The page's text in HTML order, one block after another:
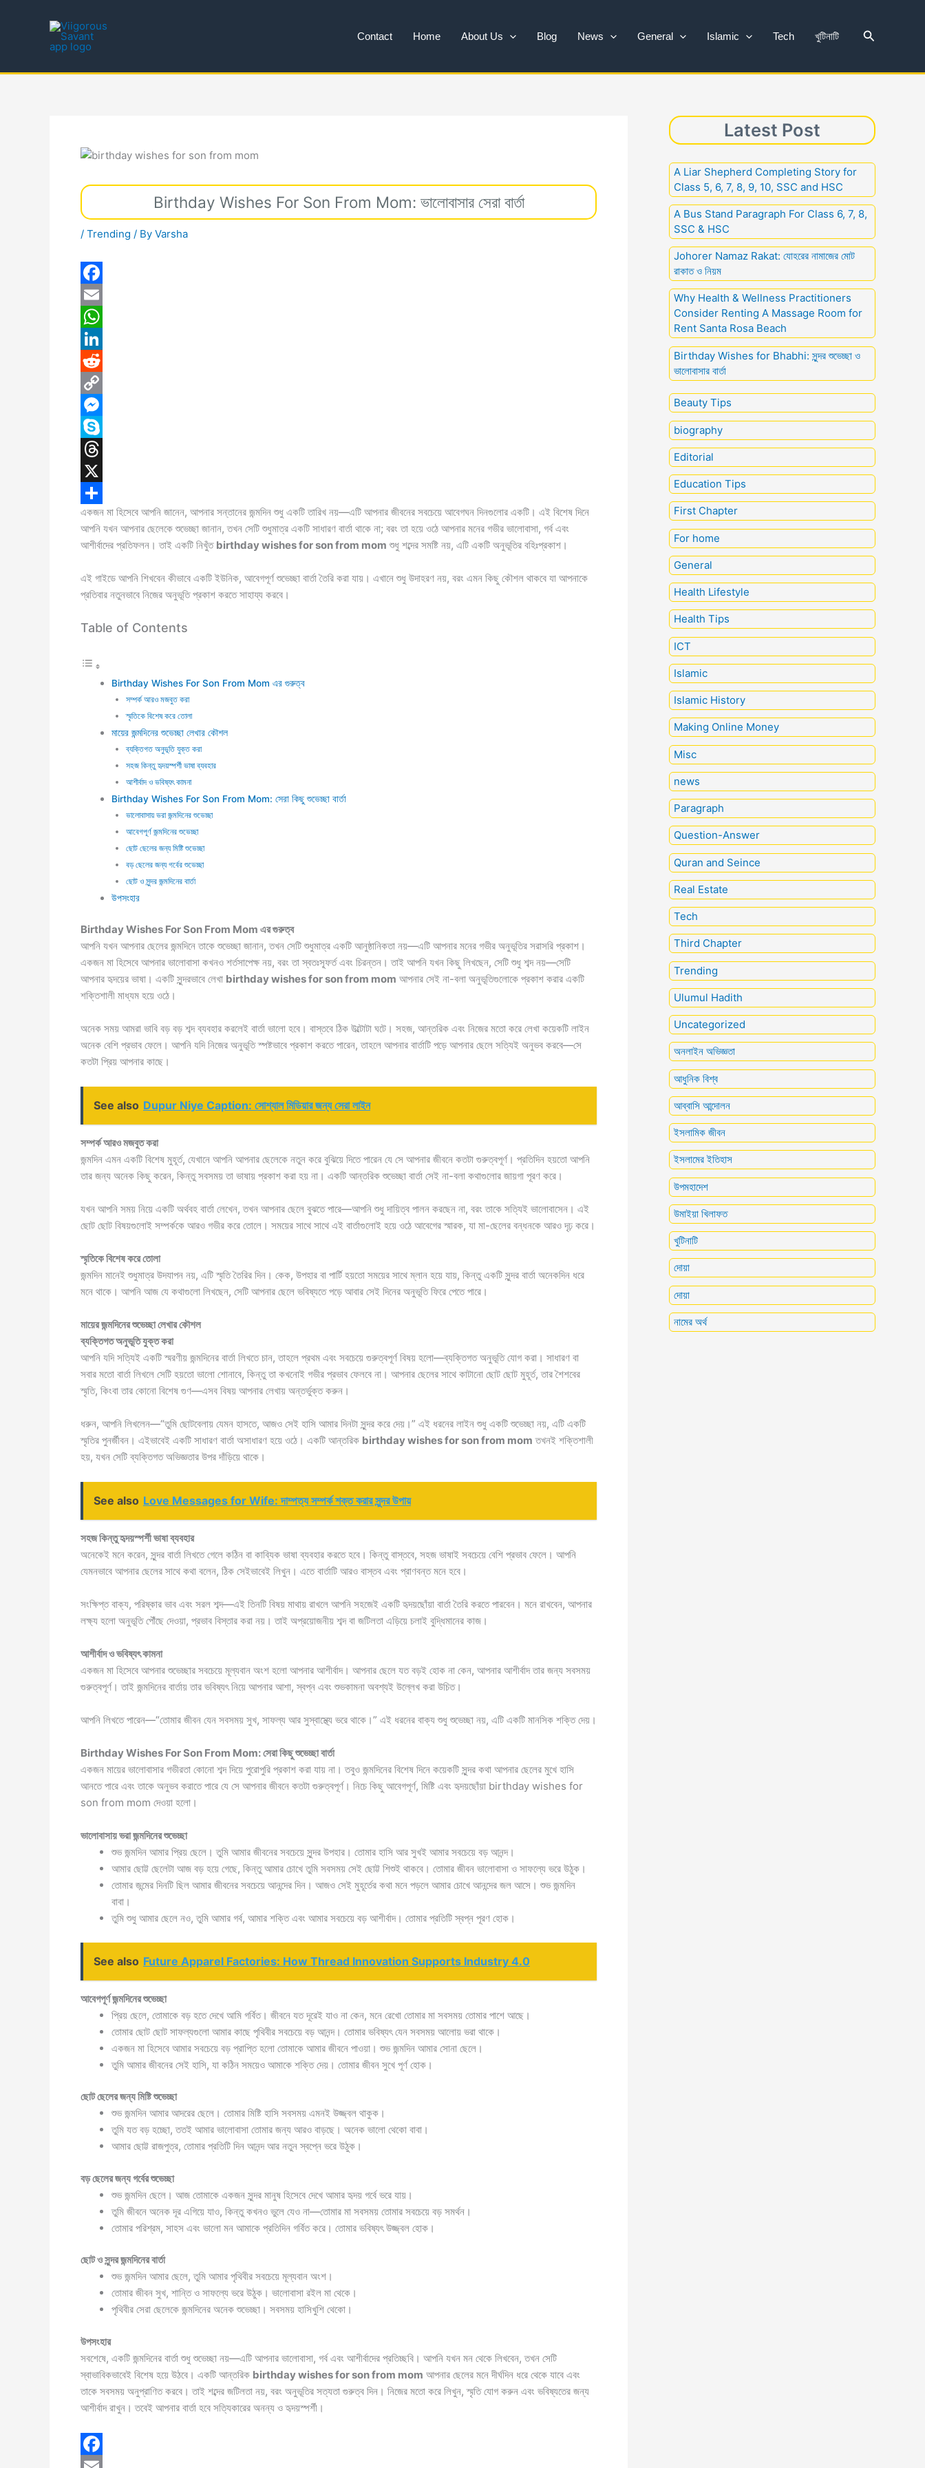
Contact Home About Us Blog News General Islamic Tech খুটিনাটি Search
Birthday Wishes For Son From Mom: ভালোবাসার সেরা বার্তা
/ Trending / By Varsha
F
a
c
e
b
o
o
k
E
m
a
W
h
a
s
A
p
p
L
n
k
e
d
n
R
e
d
d
C
o
p
y
L
i
n
M
e
s
s
e
n
e
r
S
k
y
p
e
T
h
r
e
d
s
X
S
h
r
e
একজন মা হিসেবে আপনি জানেন, আপনার সন্তানের জন্মদিন শুধু একটি তারিখ নয়—এটি আপনার জীবনের সবচেয়ে আবেগঘন দিনগুলোর একটি। এই বিশেষ দিনে
আপনি যখন আপনার ছেলেকে শুভেচ্ছা জানান, তখন সেটি শুধুমাত্র একটি সাধারণ বার্তা থাকে না; বরং তা হয়ে ওঠে আপনার মনের গভীর ভালোবাসা, গর্ব এবং
আশীর্বাদের প্রতিফলন। তাই একটি নিখুঁত birthday wishes for son from mom শুধু শব্দের সমষ্টি নয়, এটি একটি অনুভূতির বহিঃপ্রকাশ।
এই গাইডে আপনি শিখবেন কীভাবে একটি ইউনিক, আবেগপূর্ণ শুভেচ্ছা বার্তা তৈরি করা যায়। এখানে শুধু উদাহরণ নয়, বরং এমন কিছু কৌশল থাকবে যা আপনাকে
প্রতিবার নতুনভাবে নিজের অনুভূতি প্রকাশ করতে সাহায্য করবে।
Table of Contents
Birthday Wishes For Son From Mom এর গুরুত্ব
সম্পর্ক আরও মজবুত করা
স্মৃতিকে বিশেষ করে তোলা
মায়ের জন্মদিনের শুভেচ্ছা লেখার কৌশল
ব্যক্তিগত অনুভূতি যুক্ত করা
সহজ কিন্তু হৃদয়স্পর্শী ভাষা ব্যবহার
আশীর্বাদ ও ভবিষ্যৎ কামনা
Birthday Wishes For Son From Mom: সেরা কিছু শুভেচ্ছা বার্তা
ভালোবাসায় ভরা জন্মদিনের শুভেচ্ছা
আবেগপূর্ণ জন্মদিনের শুভেচ্ছা
ছোট ছেলের জন্য মিষ্টি শুভেচ্ছা
বড় ছেলের জন্য গর্বের শুভেচ্ছা
ছোট ও সুন্দর জন্মদিনের বার্তা
উপসংহার
Birthday Wishes For Son From Mom এর গুরুত্ব
আপনি যখন আপনার ছেলের জন্মদিনে তাকে শুভেচ্ছা জানান, তখন সেটি শুধুমাত্র একটি আনুষ্ঠানিকতা নয়—এটি আপনার মনের গভীর অনুভূতির সরাসরি প্রকাশ।
একজন মা হিসেবে আপনার ভালোবাসা কখনও শর্তসাপেক্ষ নয়, বরং তা স্বতঃস্ফূর্ত এবং চিরন্তন। তাই আপনি যখন কিছু লিখছেন, সেটি শুধু শব্দ নয়—সেটি
আপনার হৃদয়ের ভাষা। একটি সুন্দরভাবে লেখা birthday wishes for son from mom আপনার সেই না-বলা অনুভূতিগুলোকে প্রকাশ করার একটি
শক্তিশালী মাধ্যম হয়ে ওঠে।
অনেক সময় আমরা ভাবি বড় বড় শব্দ ব্যবহার করলেই বার্তা ভালো হবে। বাস্তবে ঠিক উল্টোটা ঘটে। সহজ, আন্তরিক এবং নিজের মতো করে লেখা কয়েকটি লাইন
অনেক বেশি প্রভাব ফেলে। আপনি যদি নিজের অনুভূতি স্পষ্টভাবে প্রকাশ করতে পারেন, তাহলে আপনার বার্তাটি পড়ে আপনার ছেলে সত্যিই অনুভব করবে—সে
কতটা প্রিয় আপনার কাছে।
See also Dupur Niye Caption: সোশ্যাল মিডিয়ার জন্য সেরা লাইন
সম্পর্ক আরও মজবুত করা
জন্মদিন এমন একটি বিশেষ মুহূর্ত, যেখানে আপনি আপনার ছেলেকে নতুন করে বুঝিয়ে দিতে পারেন যে সে আপনার জীবনে কতটা গুরুত্বপূর্ণ। প্রতিদিন হয়তো আপনি
তার জন্য অনেক কিছু করেন, কিন্তু সবসময় তা ভাষায় প্রকাশ করা হয় না। একটি আন্তরিক শুভেচ্ছা বার্তা সেই না-বলা কথাগুলোর জায়গা পূরণ করে।
যখন আপনি সময় নিয়ে একটি অর্থবহ বার্তা লেখেন, তখন আপনার ছেলে বুঝতে পারে—আপনি শুধু দায়িত্ব পালন করছেন না, বরং তাকে সত্যিই ভালোবাসেন। এই
ছোট ছোট বিষয়গুলোই সম্পর্ককে আরও গভীর করে তোলে। সময়ের সাথে সাথে এই বার্তাগুলোই হয়ে ওঠে আবেগের স্মারক, যা মা-ছেলের বন্ধনকে আরও দৃঢ় করে।
স্মৃতিকে বিশেষ করে তোলা
জন্মদিন মানেই শুধুমাত্র উদযাপন নয়, এটি স্মৃতি তৈরির দিন। কেক, উপহার বা পার্টি হয়তো সময়ের সাথে ম্লান হয়ে যায়, কিন্তু একটি সুন্দর বার্তা অনেকদিন ধরে
মনে থাকে। আপনি আজ যে কথাগুলো লিখছেন, সেটি আপনার ছেলে ভবিষ্যতে পড়ে আবার সেই দিনের অনুভূতি ফিরে পেতে পারে।
মায়ের জন্মদিনের শুভেচ্ছা লেখার কৌশল
ব্যক্তিগত অনুভূতি যুক্ত করা
আপনি যদি সত্যিই একটি স্মরণীয় জন্মদিনের বার্তা লিখতে চান, তাহলে প্রথম এবং সবচেয়ে গুরুত্বপূর্ণ বিষয় হলো—ব্যক্তিগত অনুভূতি যোগ করা। সাধারণ বা
সবার মতো বার্তা লিখলে সেটি হয়তো ভালো শোনাবে, কিন্তু তা কখনোই গভীর প্রভাব ফেলবে না। আপনার ছেলের সাথে কাটানো ছোট ছোট মুহূর্ত, তার শৈশবের
স্মৃতি, কিংবা তার কোনো বিশেষ গুণ—এসব বিষয় আপনার লেখায় অন্তর্ভুক্ত করুন।
ধরুন, আপনি লিখলেন—“তুমি ছোটবেলায় যেমন হাসতে, আজও সেই হাসি আমার দিনটা সুন্দর করে দেয়।” এই ধরনের লাইন শুধু একটি শুভেচ্ছা নয়, এটি একটি
স্মৃতির পুনর্জীবন। এইভাবেই একটি সাধারণ বার্তা অসাধারণ হয়ে ওঠে। একটি আন্তরিক birthday wishes for son from mom তখনই শক্তিশালী
হয়, যখন সেটি ব্যক্তিগত অভিজ্ঞতার উপর দাঁড়িয়ে থাকে।
See also Love Messages for Wife: দাম্পত্য সম্পর্ক শক্ত করার সুন্দর উপায়
সহজ কিন্তু হৃদয়স্পর্শী ভাষা ব্যবহার
অনেকেই মনে করেন, সুন্দর বার্তা লিখতে গেলে কঠিন বা কাব্যিক ভাষা ব্যবহার করতে হবে। কিন্তু বাস্তবে, সহজ ভাষাই সবচেয়ে বেশি প্রভাব ফেলে। আপনি
যেমনভাবে আপনার ছেলের সাথে কথা বলেন, ঠিক সেইভাবেই লিখুন। এতে বার্তাটি আরও বাস্তব এবং প্রাণবন্ত মনে হবে।
সংক্ষিপ্ত বাক্য, পরিষ্কার ভাব এবং সরল শব্দ—এই তিনটি বিষয় মাথায় রাখলে আপনি সহজেই একটি হৃদয়ছোঁয়া বার্তা তৈরি করতে পারবেন। মনে রাখবেন, আপনার
লক্ষ্য হলো অনুভূতি পৌঁছে দেওয়া, প্রভাব বিস্তার করা নয়। তাই অপ্রয়োজনীয় শব্দ বা জটিলতা এড়িয়ে চলাই বুদ্ধিমানের কাজ।
আশীর্বাদ ও ভবিষ্যৎ কামনা
একজন মা হিসেবে আপনার শুভেচ্ছার সবচেয়ে মূল্যবান অংশ হলো আপনার আশীর্বাদ। আপনার ছেলে যত বড়ই হোক না কেন, আপনার আশীর্বাদ তার জন্য সবসময়
গুরুত্বপূর্ণ। তাই জন্মদিনের বার্তায় তার ভবিষ্যৎ নিয়ে আপনার আশা, স্বপ্ন এবং শুভকামনা অবশ্যই উল্লেখ করা উচিত।
আপনি লিখতে পারেন—“তোমার জীবন যেন সবসময় সুখ, সাফল্য আর সুস্বাস্থ্যে ভরে থাকে।” এই ধরনের বাক্য শুধু শুভেচ্ছা নয়, এটি একটি মানসিক শক্তি দেয়।
Birthday Wishes For Son From Mom: সেরা কিছু শুভেচ্ছা বার্তা
একজন মায়ের ভালোবাসার গভীরতা কোনো শব্দ দিয়ে পুরোপুরি প্রকাশ করা যায় না। তবুও জন্মদিনের বিশেষ দিনে কয়েকটি সুন্দর কথা আপনার ছেলের মুখে হাসি
আনতে পারে এবং তাকে অনুভব করাতে পারে যে সে আপনার জীবনে কতটা গুরুত্বপূর্ণ। নিচে কিছু আবেগপূর্ণ, মিষ্টি এবং হৃদয়ছোঁয়া birthday wishes for
son from mom দেওয়া হলো।
ভালোবাসায় ভরা জন্মদিনের শুভেচ্ছা
শুভ জন্মদিন আমার প্রিয় ছেলে। তুমি আমার জীবনের সবচেয়ে সুন্দর উপহার। তোমার হাসি আর সুখই আমার সবচেয়ে বড় আনন্দ।
আমার ছোট্ট ছেলেটা আজ বড় হয়ে গেছে, কিন্তু আমার চোখে তুমি সবসময় সেই ছোট্ট শিশুই থাকবে। তোমার জীবন ভালোবাসা ও সাফল্যে ভরে উঠুক।
তোমার জন্মের দিনটি ছিল আমার জীবনের সবচেয়ে আনন্দের দিন। আজও সেই মুহূর্তের কথা মনে পড়লে আমার চোখে আনন্দের জল আসে। শুভ জন্মদিন
বাবা।
তুমি শুধু আমার ছেলে নও, তুমি আমার গর্ব, আমার শক্তি এবং আমার সবচেয়ে বড় আশীর্বাদ। তোমার প্রতিটি স্বপ্ন পূরণ হোক।
See also Future Apparel Factories: How Thread Innovation Supports Industry 4.0
আবেগপূর্ণ জন্মদিনের শুভেচ্ছা
প্রিয় ছেলে, তোমাকে বড় হতে দেখে আমি গর্বিত। জীবনে যত দূরেই যাও না কেন, মনে রেখো তোমার মা সবসময় তোমার পাশে আছে।
তোমার ছোট ছোট সাফল্যগুলো আমার কাছে পৃথিবীর সবচেয়ে বড় আনন্দ। তোমার ভবিষ্যৎ যেন সবসময় আলোয় ভরা থাকে।
একজন মা হিসেবে আমার সবচেয়ে বড় প্রাপ্তি হলো তোমাকে আমার জীবনে পাওয়া। শুভ জন্মদিন আমার সোনা ছেলে।
তুমি আমার জীবনের সেই হাসি, যা কঠিন সময়েও আমাকে শক্তি দেয়। তোমার জীবন সুখে পূর্ণ হোক।
ছোট ছেলের জন্য মিষ্টি শুভেচ্ছা
শুভ জন্মদিন আমার আদরের ছেলে। তোমার মিষ্টি হাসি সবসময় এমনই উজ্জ্বল থাকুক।
তুমি যত বড় হচ্ছো, ততই আমার ভালোবাসা তোমার জন্য আরও বাড়ছে। অনেক ভালো থেকো বাবা।
আমার ছোট্ট রাজপুত্র, তোমার প্রতিটি দিন আনন্দ আর নতুন স্বপ্নে ভরে উঠুক।
বড় ছেলের জন্য গর্বের শুভেচ্ছা
শুভ জন্মদিন ছেলে। আজ তোমাকে একজন সুন্দর মানুষ হিসেবে দেখে আমার হৃদয় গর্বে ভরে যায়।
তুমি জীবনে অনেক দূর এগিয়ে যাও, কিন্তু কখনও ভুলে যেও না—তোমার মা সবসময় তোমার সবচেয়ে বড় সমর্থন।
তোমার পরিশ্রম, সাহস এবং ভালো মন আমাকে প্রতিদিন গর্বিত করে। তোমার ভবিষ্যৎ উজ্জ্বল হোক।
ছোট ও সুন্দর জন্মদিনের বার্তা
শুভ জন্মদিন আমার ছেলে, তুমি আমার পৃথিবীর সবচেয়ে মূল্যবান অংশ।
তোমার জীবন সুখ, শান্তি ও সাফল্যে ভরে উঠুক। ভালোবাসা রইল মা থেকে।
পৃথিবীর সেরা ছেলেকে জন্মদিনের অনেক শুভেচ্ছা। সবসময় হাসিখুশি থেকো।
উপসংহার
সবশেষে, একটি জন্মদিনের বার্তা শুধু শুভেচ্ছা নয়—এটি আপনার ভালোবাসা, গর্ব এবং আশীর্বাদের প্রতিচ্ছবি। আপনি যখন মন থেকে লিখবেন, তখন সেটি
স্বাভাবিকভাবেই বিশেষ হয়ে উঠবে। একটি আন্তরিক birthday wishes for son from mom আপনার ছেলের মনে দীর্ঘদিন ধরে থেকে যাবে এবং
তাকে সবসময় অনুপ্রাণিত করবে। তাই শব্দের জটিলতা নয়, বরং অনুভূতির সত্যতা গুরুত্ব দিন। নিজের মতো করে লিখুন, স্মৃতি যোগ করুন এবং ভবিষ্যতের জন্য
আশীর্বাদ রাখুন। তবেই আপনার বার্তা হবে সত্যিকারের অনন্য ও হৃদয়স্পর্শী।
Latest Post
A Liar Shepherd Completing Story for
Class 5, 6, 7, 8, 9, 10, SSC and HSC
A Bus Stand Paragraph For Class 6, 7, 8,
SSC & HSC
Johorer Namaz Rakat: যোহরের নামাজের মোট
রাকাত ও নিয়ম
Why Health & Wellness Practitioners
Consider Renting A Massage Room for
Rent Santa Rosa Beach
Birthday Wishes for Bhabhi: সুন্দর শুভেচ্ছা ও
ভালোবাসার বার্তা
Beauty Tips
biography
Editorial
Education Tips
First Chapter
For home
General
Health Lifestyle
Health Tips
ICT
Islamic
Islamic History
Making Online Money
Misc
news
Paragraph
Question-Answer
Quran and Seince
Real Estate
Tech
Third Chapter
Trending
Ulumul Hadith
Uncategorized
অনলাইন অভিজ্ঞতা
আধুনিক বিশ্ব
আব্বাসি আন্দোলন
ইসলামিক জীবন
ইসলামের ইতিহাস
উপমহাদেশ
উমাইয়া খিলাফত
খুটিনাটি
দোয়া
দোয়া
নামের অর্থ